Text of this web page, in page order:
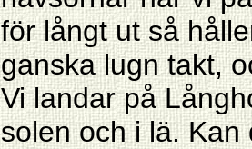
för långt ut så
ganska lugn takt,
Vi landar på
solen och i lä. Kan